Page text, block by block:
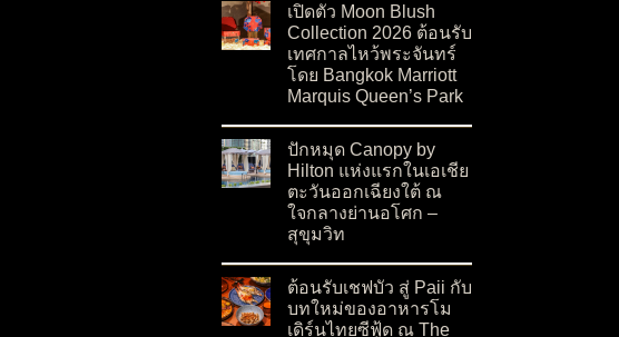
เปิดตัว Moon Blush
Collection 2026 ต้อนรับ
เทศกาลไหว้พระจันทร์
โดย Bangkok Marriott
Marquis Queen’s Park
ปักหมุด Canopy by
Hilton แห่งแรกในเอเชีย
ตะวันออกเฉียงใต้ ณ
ใจกลางย่านอโศก –
สุขุมวิท
ต้อนรับเชฟบัว สู่ Paii กับ
บทใหม่ของอาหารโม
เดิร์นไทยซีฟู้ด ณ The